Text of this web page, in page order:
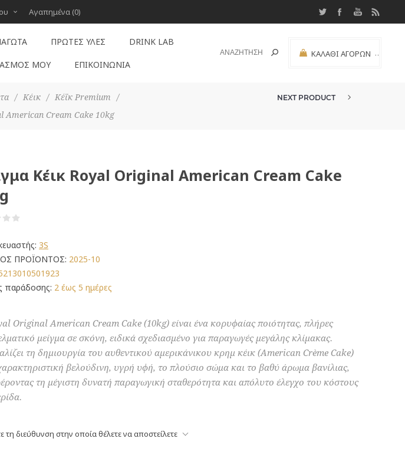
Αγαπημένα (0)
ΚΑΛΆΘΙ ΑΓΟΡΏΝ (0)
ΠΡΏΤΕΣ ΎΛΕΣ DRINK LAB
ΜΟΥ ΕΠΙΚΟΙΝΩΝΊΑ
/ Κέικ / Κέϊκ Premium
/
American Cream Cake 10kg
NEXT PRODUCT
Κέικ Royal Original American Cream Cake
3S
ΠΡΟΪΟΝΤΟΣ: 2025-10
παράδοσης: 2 έως 5 ημέρες
Original American Cream Cake (10kg) είναι ένα κορυφαίας ποιότητας, πλήρες
μείγμα σε σκόνη, ειδικά σχεδιασμένο για παραγωγές μεγάλης κλίμακας.
τη δημιουργία του αυθεντικού αμερικάνικου κρημ κέικ (American Crème Cake)
βελούδινη, υγρή υφή, το πλούσιο σώμα και το βαθύ άρωμα βανίλιας,
τη μέγιστη δυνατή παραγωγική σταθερότητα και απόλυτο έλεγχο του κόστους
τη διεύθυνση στην οποία θέλετε να αποστείλετε